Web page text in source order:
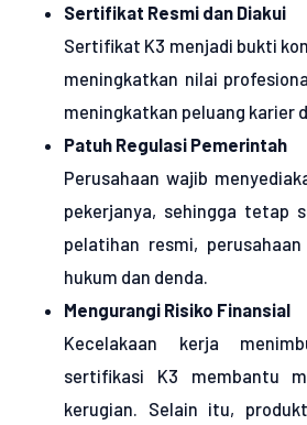
Sertifikat Resmi dan Diakui
Sertifikat K3 menjadi bukti
meningkatkan nilai
meningkatkan peluang karier
Patuh Regulasi Pemerintah
Perusahaan wajib
pekerjanya, sehingga tetap
pelatihan resmi,
hukum dan denda.
Mengurangi Risiko Finansial
Kecelakaan kerja
sertifikasi K3 membantu
kerugian. Selain itu,